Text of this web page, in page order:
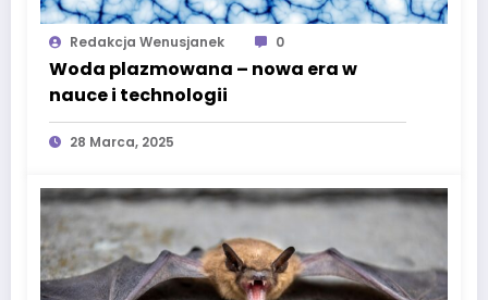
Redakcja Wenusjanek 0
Woda plazmowana – nowa era w
nauce i technologii
28 Marca, 2025